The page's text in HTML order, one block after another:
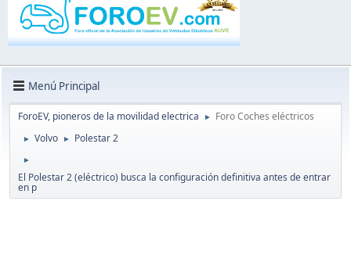
Menú Principal
ForoEV, pioneros de la movilidad electrica ► Foro Coches eléctricos
► Volvo ► Polestar 2
►
El Polestar 2 (eléctrico) busca la configuración definitiva antes de entrar
en p